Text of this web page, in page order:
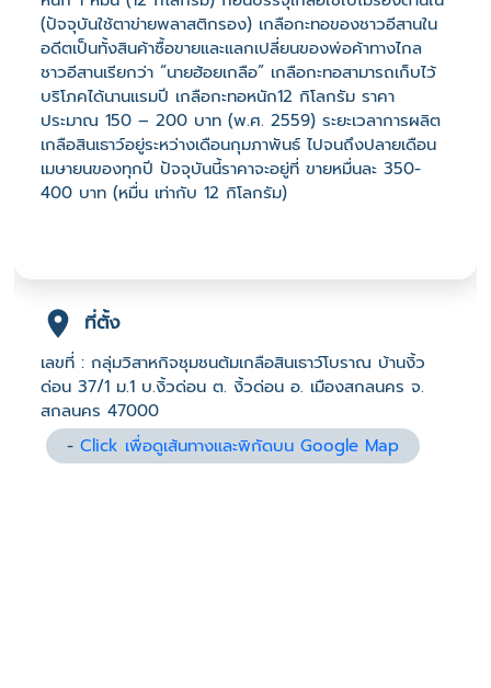
(ปัจจุบันใช้ตาข่ายพลาสติกรอง) เกลือกะทอของชาวอีสานใน
อดีตเป็นทั้งสินค้าซื้อขายและแลกเปลี่ยนของพ่อค้าทางไกล
ชาวอีสานเรียกว่า “นายฮ้อยเกลือ” เกลือกะทอสามารถเก็บไว้
บริโภคได้นานแรมปี เกลือกะทอหนัก12 กิโลกรัม ราคา
ประมาณ 150 – 200 บาท (พ.ศ. 2559) ระยะเวลาการผลิต
เกลือสินเธาว์อยู่ระหว่างเดือนกุมภาพันธ์ ไปจนถึงปลายเดือน
เมษายนของทุกปี ปัจจุบันนี้ราคาจะอยู่ที่ ขายหมื่นละ 350-
400 บาท (หมื่น เท่ากับ 12 กิโลกรัม)
ที่ตั้ง
เลขที่ : กลุ่มวิสาหกิจชุมชนต้มเกลือสินเธาว์โบราณ บ้านงิ้ว
ด่อน 37/1 ม.1 บ.งิ้วด่อน ต. งิ้วด่อน อ. เมืองสกลนคร จ.
สกลนคร 47000
-Click เพื่อดูเส้นทางและพิกัดบน Google Map